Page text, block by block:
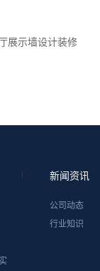
展示墙设计装修
新闻资讯
公司动态
行业知识